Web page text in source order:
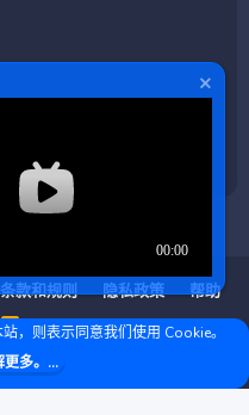
条款和规则 隐私政策
帮助
R
S
S
权所有 |Microsoft Marketplace
，则表示同意我们使用 Cookie。
更多。...